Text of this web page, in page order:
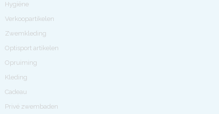
Hygiëne
Verkoopartikelen
Zwemkleding
Optisport artikelen
Opruiming
Kleding
Cadeau
Privé zwembaden